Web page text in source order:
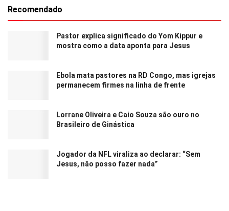
Recomendado
Pastor explica significado do Yom Kippur e
mostra como a data aponta para Jesus
Ebola mata pastores na RD Congo, mas igrejas
permanecem firmes na linha de frente
Lorrane Oliveira e Caio Souza são ouro no
Brasileiro de Ginástica
Jogador da NFL viraliza ao declarar: “Sem
Jesus, não posso fazer nada”